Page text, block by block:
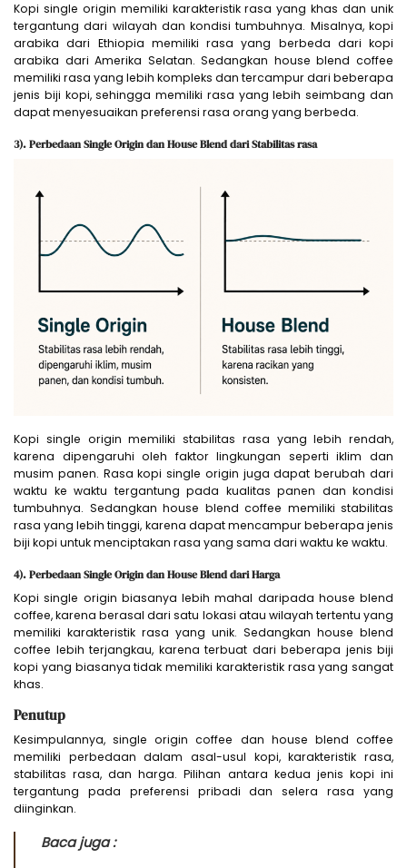
Kopi single origin memiliki karakteristik rasa yang khas dan unik
tergantung dari wilayah dan kondisi tumbuhnya. Misalnya, kopi
arabika dari Ethiopia memiliki rasa yang berbeda dari kopi
arabika dari Amerika Selatan. Sedangkan house blend coffee
memiliki rasa yang lebih kompleks dan tercampur dari beberapa
jenis biji kopi, sehingga memiliki rasa yang lebih seimbang dan
dapat menyesuaikan preferensi rasa orang yang berbeda.
3).Perbedaan Single Origin dan House Blend dariStabilitas rasa
Kopi single origin memiliki stabilitas rasa yang lebih rendah,
karena dipengaruhi oleh faktor lingkungan seperti iklim dan
musim panen. Rasa kopi single origin juga dapat berubah dari
waktu ke waktu tergantung pada kualitas panen dan kondisi
tumbuhnya. Sedangkan house blend coffee memiliki stabilitas
rasa yang lebih tinggi, karena dapat mencampur beberapa jenis
biji kopi untuk menciptakan rasa yang sama dari waktu ke waktu.
4).Perbedaan Single Origin dan House Blend dariHarga
Kopi single origin biasanya lebih mahal daripada house blend
coffee, karena berasal dari satu lokasi atau wilayah tertentu yang
memiliki karakteristik rasa yang unik. Sedangkan house blend
coffee lebih terjangkau, karena terbuat dari beberapa jenis biji
kopi yang biasanya tidak memiliki karakteristik rasa yang sangat
khas.
Penutup
Kesimpulannya, single origin coffee dan house blend coffee
memiliki perbedaan dalam asal-usul kopi, karakteristik rasa,
stabilitas rasa, dan harga. Pilihan antara kedua jenis kopi ini
tergantung pada preferensi pribadi dan selera rasa yang
diinginkan.
Baca juga :